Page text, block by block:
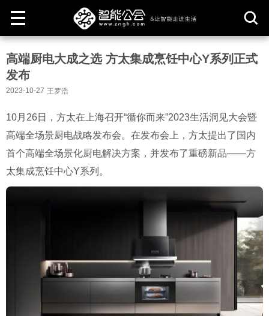
取
高端厨电大成之选 方太集成烹饪中心Y系列正式
发布
2023-10-27 王罗浩
10月26日，方太在上海召开“循你而来”2023生活洞见大会暨
高端全场景厨电战略发布会。在发布会上，方太提出了国内
首个高端全场景化厨电解决方案，并发布了重磅新品——方
太集成烹饪中心Y系列。